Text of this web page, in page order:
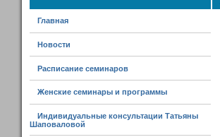
Главная
Новости
Расписание семинаров
Женские семинары и программы
Индивидуальные консультации Татьяны
Шаповаловой